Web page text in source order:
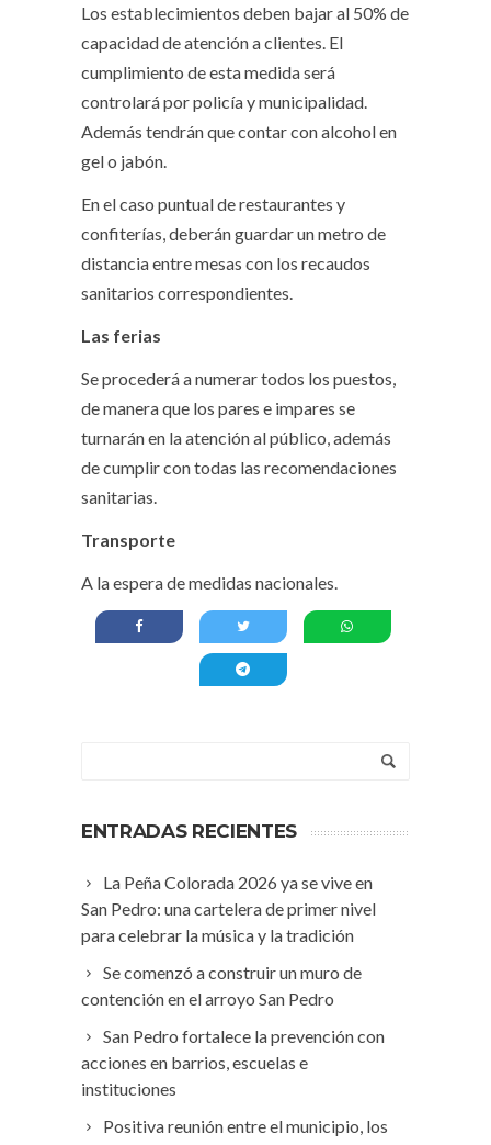
Los establecimientos deben bajar al 50% de
capacidad de atención a clientes. El
cumplimiento de esta medida será
controlará por policía y municipalidad.
Además tendrán que contar con alcohol en
gel o jabón.
En el caso puntual de restaurantes y
confiterías, deberán guardar un metro de
distancia entre mesas con los recaudos
sanitarios correspondientes.
Las ferias
Se procederá a numerar todos los puestos,
de manera que los pares e impares se
turnarán en la atención al público, además
de cumplir con todas las recomendaciones
sanitarias.
Transporte
A la espera de medidas nacionales.
ENTRADAS RECIENTES
La Peña Colorada 2026 ya se vive en
San Pedro: una cartelera de primer nivel
para celebrar la música y la tradición
Se comenzó a construir un muro de
contención en el arroyo San Pedro
San Pedro fortalece la prevención con
acciones en barrios, escuelas e
instituciones
Positiva reunión entre el municipio, los